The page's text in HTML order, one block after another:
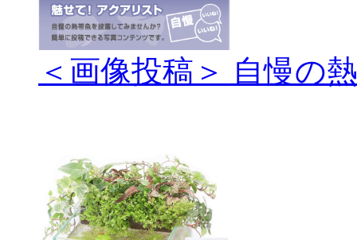
＜画像投稿＞ 自慢の